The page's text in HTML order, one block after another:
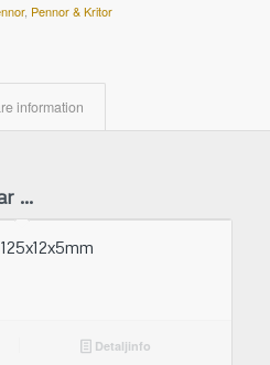
, Pennor & Kritor
information
…
Detaljinfo